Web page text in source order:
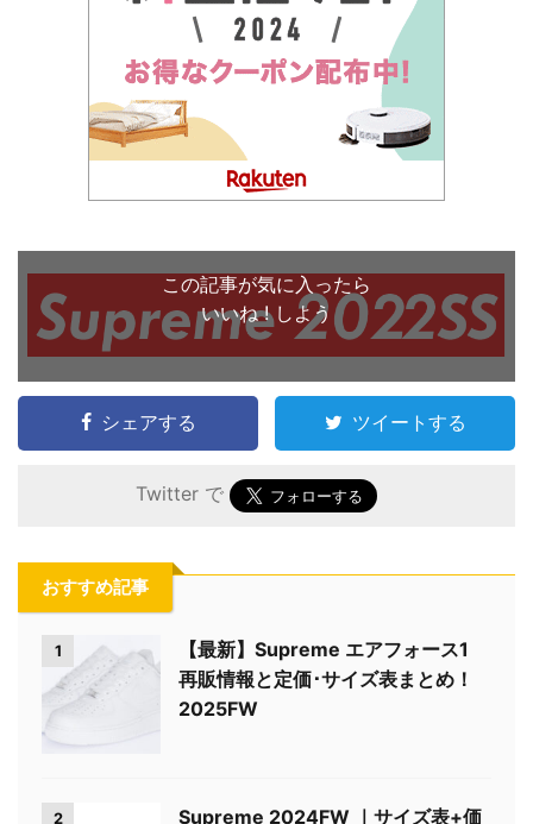
この記事が気に入ったら
いいね ! しよう
シェアする ツイートする
Twitter で
おすすめ記事
1
【最新】Supreme エアフォース1
再販情報と定価･サイズ表まとめ！
2025FW
2
Supreme 2024FW ｜サイズ表+価